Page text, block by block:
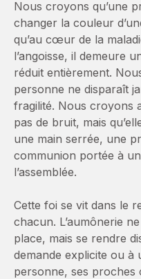
Nous croyons qu’une
changer la couleur
qu’au cœur de la
l’angoisse, il demeure
réduit entièrement.
personne ne disparaît
fragilité. Nous croyons
pas de bruit, mais
une main serrée, une
communion portée à
l’assemblée.
Cette foi se vit dans le
chacun. L’aumônerie
place, mais se rendre
demande explicite ou à
personne, ses proches